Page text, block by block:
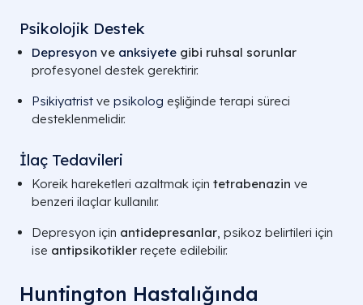
Psikolojik Destek
Depresyon ve anksiyete gibi ruhsal sorunlar
profesyonel destek gerektirir.
Psikiyatrist ve psikolog eşliğinde terapi süreci
desteklenmelidir.
İlaç Tedavileri
Koreik hareketleri azaltmak için tetrabenazin ve
benzeri ilaçlar kullanılır.
Depresyon için antidepresanlar, psikoz belirtileri için
ise antipsikotikler reçete edilebilir.
Huntington Hastalığında